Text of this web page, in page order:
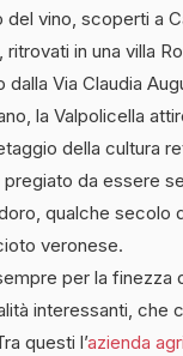
vino, scoperti a
in una villa
Via Claudia
la Valpolicella
della cultura
da essere
qualche secolo
veronese.
per la finezza
interessanti, che
questi l’azienda